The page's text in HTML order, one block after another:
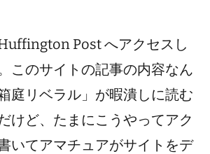
Post へアクセスし
このサイトの記事の内容なん
庭リベラル」が暇潰しに読む
けど、たまにこうやってアク
いてアマチュアがサイトをデ